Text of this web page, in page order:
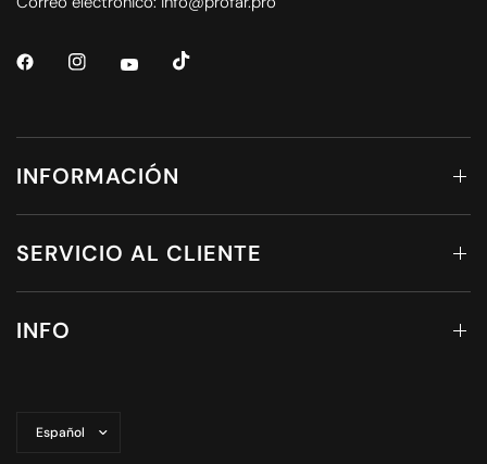
INFORMACIÓN
SERVICIO AL CLIENTE
INFO
país/región